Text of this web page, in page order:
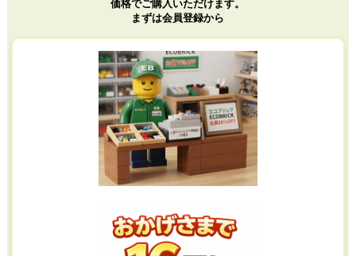
価格でご購入いただけます。
まずは会員登録から